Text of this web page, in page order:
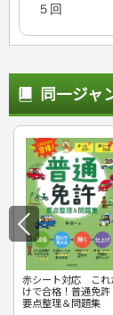
５回
同一ジャ
赤シート対応 これ
けで合格！普通免許
要点整理＆問題集